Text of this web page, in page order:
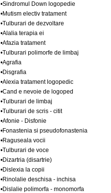
•Sindromul Down logopedie
•Mutism electiv tratament
•Tulburari de dezvoltare
•Alalia terapia ei
•Afazia tratament
•Tulburari polimorfe de limbaj
•Agrafia
•Disgrafia
•Alexia tratament logopedic
•Cand e nevoie de logoped
•Tulburari de limbaj
•Tulburari de scris - citit
•Afonie - Disfonie
•Fonastenia si pseudofonastenia
•Raguseala vocii
•Tulburari de voce
•Dizartria (disartrie)
•Dislexia la copii
•Rinolalie deschisa - inchisa
•Dislalie polimorfa - monomorfa